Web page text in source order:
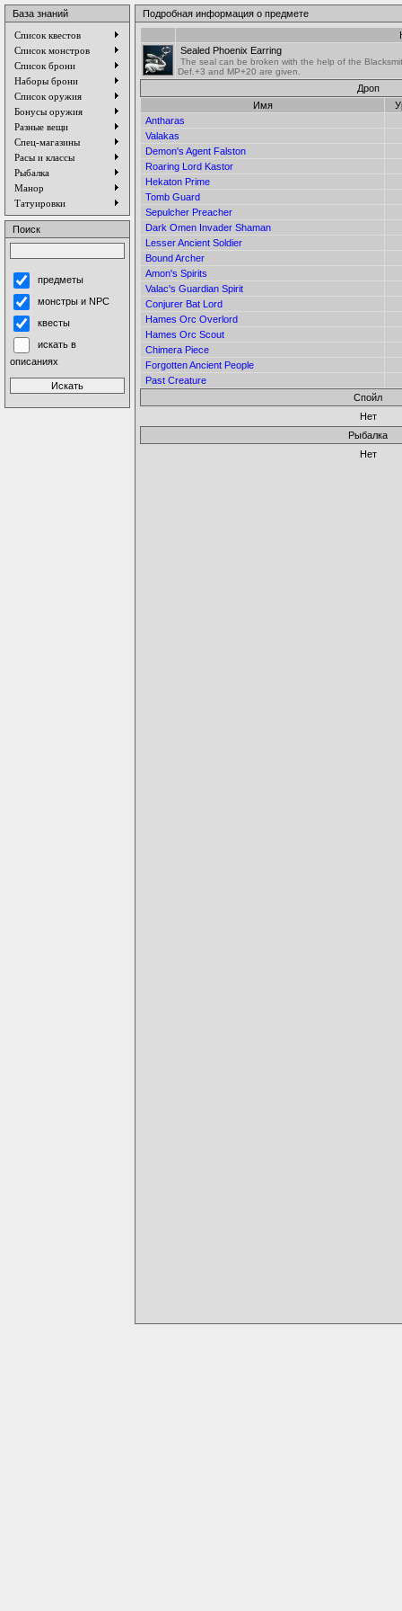
База знаний
Список квестов
Список монстров
Список брони
Наборы брони
Список оружия
Бонусы оружия
Разные вещи
Спец-магазины
Расы и классы
Рыбалка
Манор
Татуировки
Поиск
предметы
монстры и NPC
квесты
искать в
описаниях
Подробная информация о предмете
Sealed Phoenix Earring
The seal can be broken with the help of the
Def.+3 and MP+20 are given.
Дроп
Имя
Antharas
Valakas
Demon's Agent Falston
Roaring Lord Kastor
Hekaton Prime
Tomb Guard
Sepulcher Preacher
Dark Omen Invader Shaman
Lesser Ancient Soldier
Bound Archer
Amon's Spirits
Valac's Guardian Spirit
Conjurer Bat Lord
Hames Orc Overlord
Hames Orc Scout
Chimera Piece
Forgotten Ancient People
Past Creature
Спойл
Нет
Рыбалка
Нет